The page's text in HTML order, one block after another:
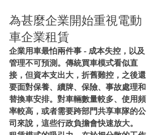
為甚麼企業開始重視電動
車企業租賃
企業用車最怕兩件事 - 成本失控，以及
管理不可預測。傳統買車模式看似直
接，但資本支出大，折舊難控，之後還
要面對保養、續牌、保險、事故處理和
替換車安排。對車輛數量較多、使用頻
率較高，或者需要跨部門共享車隊的公
司來說，這些行政負擔會快速放大。